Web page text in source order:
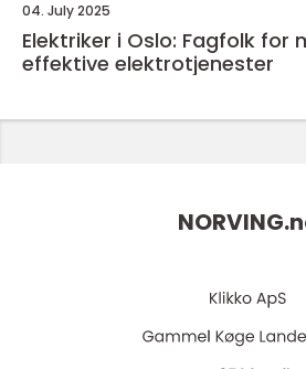
04. July 2025
Elektriker i Oslo: Fagfolk for
effektive elektrotjenester
NORVING.